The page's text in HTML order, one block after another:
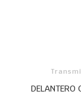
DELANTERO